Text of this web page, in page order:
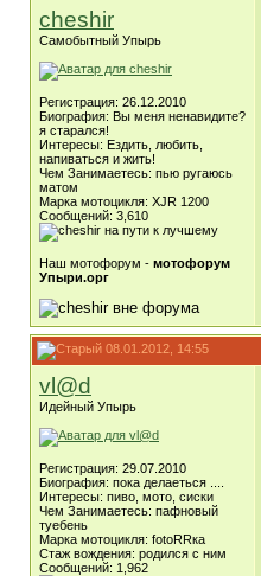
cheshir
Самобытный Упырь
Регистрация: 26.12.2010
Биография: Вы меня ненавидите?
я старался!
Интересы: Ездить, любить,
напиваться и жить!
Чем Занимаетесь: пью ругаюсь
матом
Марка мотоцикля: XJR 1200
Сообщений: 3,610
Наш мотофорум - мотофорум
Упыри.орг
08.01.2012, 14:55
vl@d
Идейный Упырь
Регистрация: 29.07.2010
Биография: пока делаеться ....
Интересы: пиво, мото, сиски
Чем Занимаетесь: пафновый
туебень
Марка мотоцикля: fotoRRка
Стаж вождения: родился с ним
Сообщений: 1,962